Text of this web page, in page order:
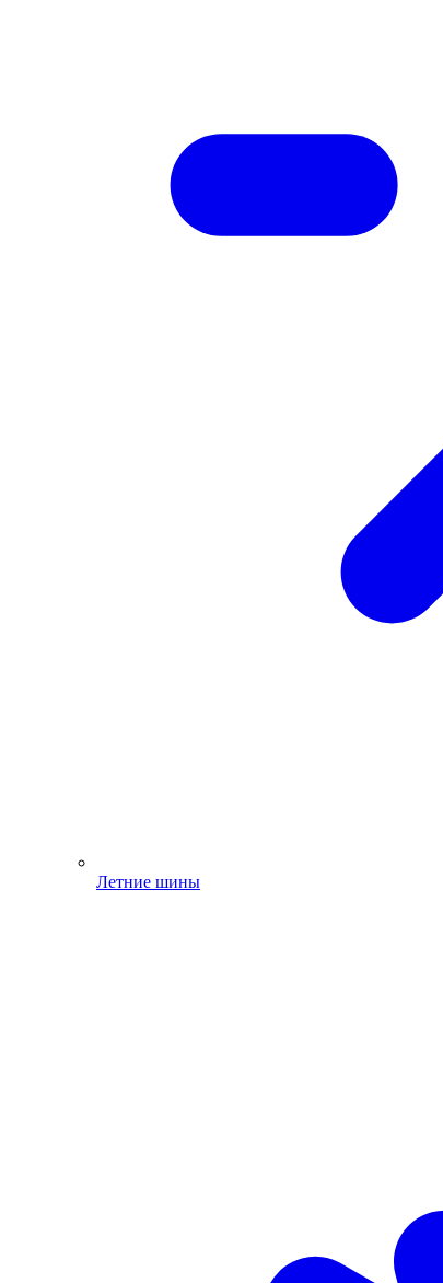
Летние шины